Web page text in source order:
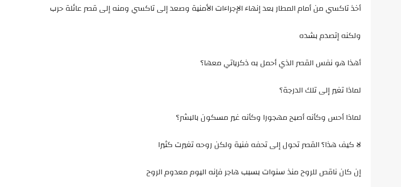
أخذ تاكسي من أمام المطار بعد إنهاء الإجراءات الأمنية وصعد إلى تاكسي ومنه إلى قصر عائلة حرب
ولكنه إتصدم بشده
أهذا هو نفس القصر الذي أحمل به ذكرياتي معها؟
لماذا تغير إلى تلك الدرجة؟
لماذا أحس وكأنه أصبح مهجورا وكأنه غير مسكون بالبشر؟
لا كيف هذا؟ القصر تحول إلى تحفه فنية ولكن روحه تغيرت كثيرا
إن كان ناقص للروح منذ سنوات بسبب هاجر فإنه اليوم معدوم الروح